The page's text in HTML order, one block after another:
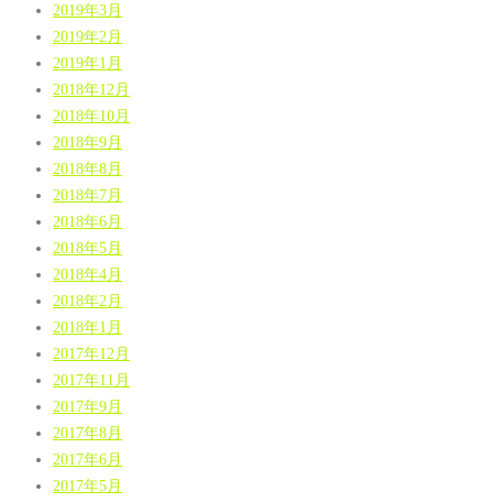
2019年3月
2019年2月
2019年1月
2018年12月
2018年10月
2018年9月
2018年8月
2018年7月
2018年6月
2018年5月
2018年4月
2018年2月
2018年1月
2017年12月
2017年11月
2017年9月
2017年8月
2017年6月
2017年5月